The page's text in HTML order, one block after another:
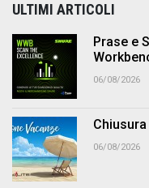
ULTIMI ARTICOLI
Prase e
06/08/2026
Chiusura
06/08/2026